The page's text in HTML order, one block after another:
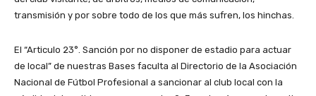
transmisión y por sobre todo de los que más sufren, los hinchas.
El “Articulo 23°. Sanción por no disponer de estadio para actuar
de local” de nuestras Bases faculta al Directorio de la Asociación
Nacional de Fútbol Profesional a sancionar al club local con la